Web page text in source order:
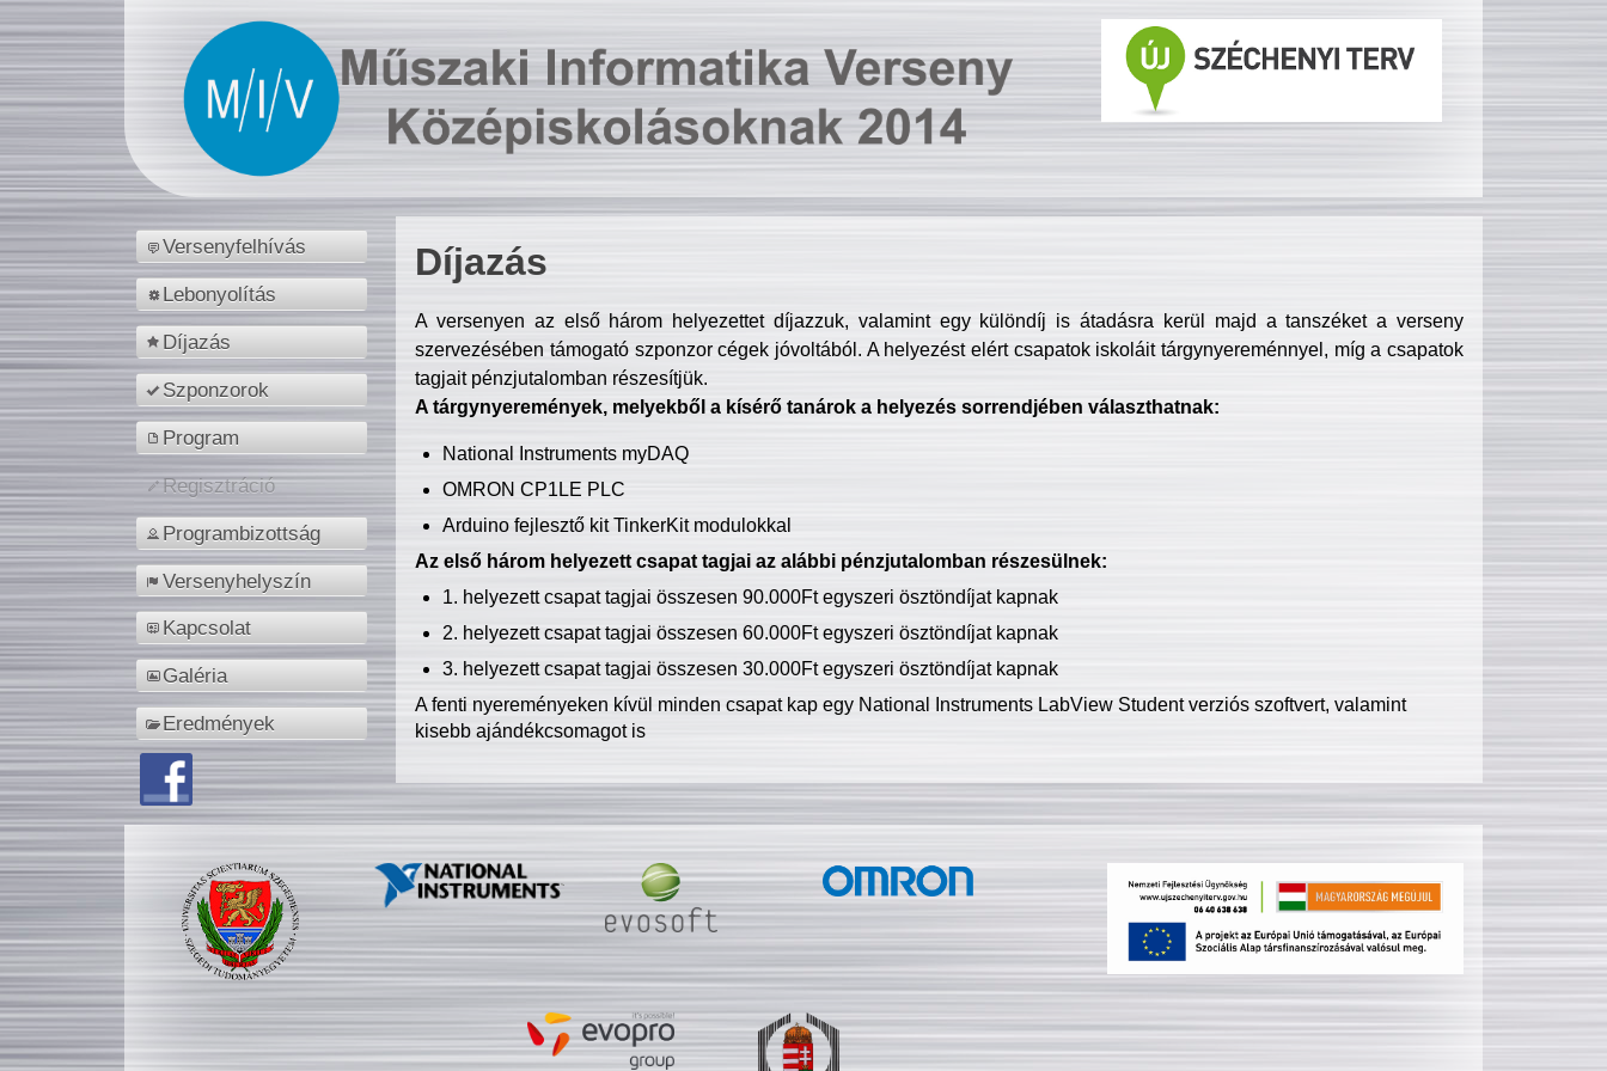
Versenyfelhívás
Lebonyolítás
Díjazás
Szponzorok
Program
Regisztráció
Programbizottság
Versenyhelyszín
Kapcsolat
Galéria
Eredmények
Díjazás
A versenyen az első három helyezettet díjazzuk, valamint egy különdíj is átadásra kerül majd a tanszéket a verseny
szervezésében támogató szponzor cégek jóvoltából. A helyezést elért csapatok iskoláit tárgynyereménnyel, míg a csapatok
tagjait pénzjutalomban részesítjük.
A tárgynyeremények, melyekből a kísérő tanárok a helyezés sorrendjében választhatnak:
National Instruments myDAQ
OMRON CP1LE PLC
Arduino fejlesztő kit TinkerKit modulokkal
Az első három helyezett csapat tagjai az alábbi pénzjutalomban részesülnek:
1. helyezett csapat tagjai összesen 90.000Ft egyszeri ösztöndíjat kapnak
2. helyezett csapat tagjai összesen 60.000Ft egyszeri ösztöndíjat kapnak
3. helyezett csapat tagjai összesen 30.000Ft egyszeri ösztöndíjat kapnak
A fenti nyereményeken kívül minden csapat kap egy National Instruments LabView Student verziós szoftvert, valamint
kisebb ajándékcsomagot is